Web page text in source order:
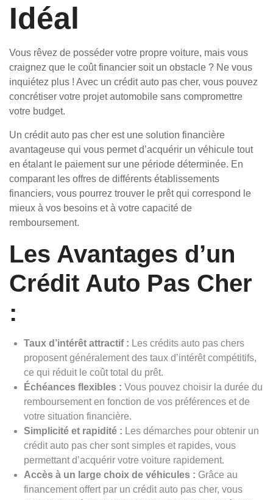
Idéal
Vous rêvez de posséder votre propre voiture, mais vous
craignez que le coût financier soit un obstacle ? Ne vous
inquiétez plus ! Avec un crédit auto pas cher, vous pouvez
concrétiser votre projet automobile sans compromettre
votre budget.
Un crédit auto pas cher est une solution financière
avantageuse qui vous permet d’acquérir un véhicule tout
en étalant le paiement sur une période déterminée. En
comparant les offres de différents établissements
financiers, vous pourrez trouver le prêt qui correspond le
mieux à vos besoins et à votre capacité de
remboursement.
Les Avantages d’un
Crédit Auto Pas Cher
:
Taux d’intérêt attractif : Les crédits auto pas chers
proposent généralement des taux d’intérêt compétitifs,
ce qui réduit le coût total du prêt.
Échéances flexibles : Vous pouvez choisir la durée du
remboursement en fonction de vos préférences et de
votre situation financière.
Simplicité et rapidité : Les démarches pour obtenir un
crédit auto pas cher sont simples et rapides, vous
permettant d’acquérir votre voiture rapidement.
Accès à un large choix de véhicules : Grâce au
financement offert par un crédit auto pas cher, vous